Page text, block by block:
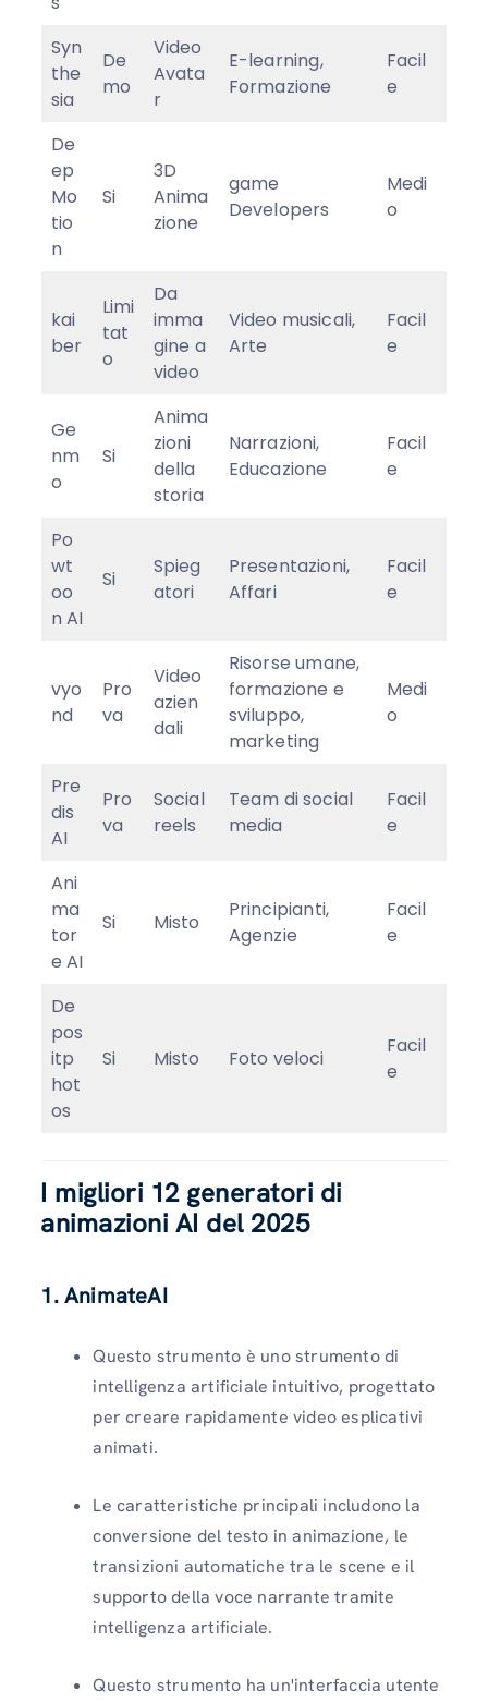
Syn
the
sia
De
mo
Video
Avata
r
E-learning,
Formazione
Facil
e
De
ep
Mo
tio
n
Si
3D
Anima
zione
game
Developers
Medi
o
kai
ber
Limi
tat
o
Da
imma
gine a
video
Video musicali,
Arte
Facil
e
Ge
nm
o
Si
Anima
zioni
della
storia
Narrazioni,
Educazione
Facil
e
Po
wt
oo
n AI
Si
Spieg
atori
Presentazioni,
Affari
Facil
e
vyo
nd
Pro
va
Video
azien
dali
Risorse umane,
formazione e
sviluppo,
marketing
Medi
o
Pre
dis
AI
Pro
va
Social
reels
Team di social
media
Facil
e
Ani
ma
tor
e AI
Si Misto
Principianti,
Agenzie
Facil
e
De
pos
itp
hot
os
Si Misto Foto veloci
Facil
e
I migliori 12 generatori di
animazioni AI del 2025
1. AnimateAI
Questo strumento è uno strumento di
intelligenza artificiale intuitivo, progettato
per creare rapidamente video esplicativi
animati.
Le caratteristiche principali includono la
conversione del testo in animazione, le
transizioni automatiche tra le scene e il
supporto della voce narrante tramite
intelligenza artificiale.
Questo strumento ha un'interfaccia utente